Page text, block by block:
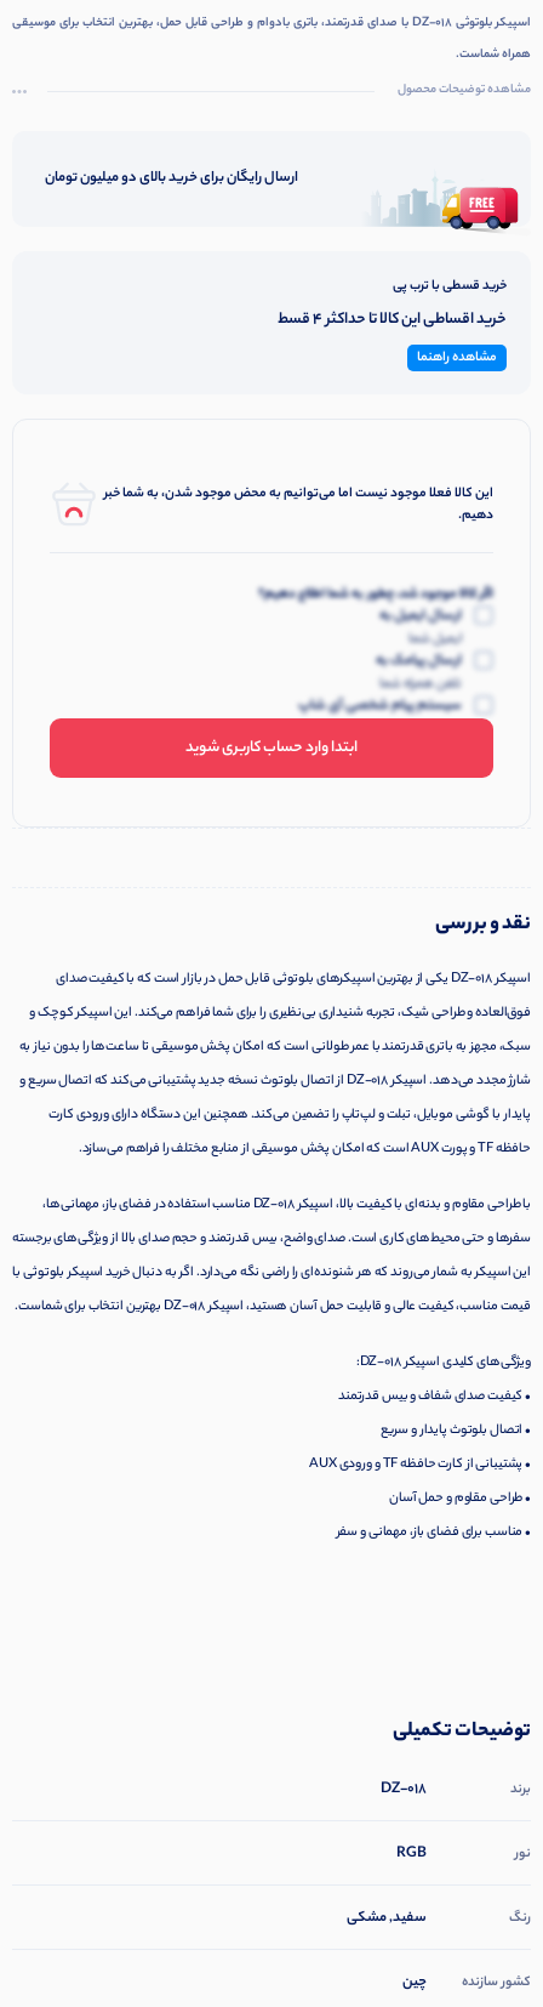
اسپیکر بلوتوثی DZ-018 با صدای قدرتمند، باتری بادوام و طراحی قابل حمل، بهترین انتخاب برای موسیقی
همراه شماست.
مشاهده توضیحات محصول
ارسال رایگان برای خرید بالای دو میلیون تومان
خرید قسطی با ترب پی
خرید اقساطی این کالا تا حداکثر 4 قسط
مشاهده راهنما
این کالا فعلا موجود نیست اما می‌توانیم به محض موجود شدن، به شما خبر
دهیم.
اگر کالا موجود شد، چطور به شما اطلاع دهیم؟
ارسال ایمیل به
ایمیل شما
ارسال پیامک به
تلفن همراه شما
سیستم پیام شخصی آی شاپ
ابتدا وارد حساب کاربری شوید
نقد و بررسی
اسپیکر DZ-018 یکی از بهترین اسپیکرهای بلوتوثی قابل حمل در بازار است که با کیفیت صدای
فوق‌العاده و طراحی شیک، تجربه شنیداری بی‌نظیری را برای شما فراهم می‌کند. این اسپیکر کوچک و
سبک، مجهز به باتری قدرتمند با عمر طولانی است که امکان پخش موسیقی تا ساعت‌ها را بدون نیاز به
شارژ مجدد می‌دهد. اسپیکر DZ-018 از اتصال بلوتوث نسخه جدید پشتیبانی می‌کند که اتصال سریع و
پایدار با گوشی موبایل، تبلت و لپ‌تاپ را تضمین می‌کند. همچنین این دستگاه دارای ورودی کارت
حافظه TF و پورت AUX است که امکان پخش موسیقی از منابع مختلف را فراهم می‌سازد.
با طراحی مقاوم و بدنه‌ای با کیفیت بالا، اسپیکر DZ-018 مناسب استفاده در فضای باز، مهمانی‌ها،
سفرها و حتی محیط‌های کاری است. صدای واضح، بیس قدرتمند و حجم صدای بالا از ویژگی‌های برجسته
این اسپیکر به شمار می‌روند که هر شنونده‌ای را راضی نگه می‌دارد. اگر به دنبال خرید اسپیکر بلوتوثی با
قیمت مناسب، کیفیت عالی و قابلیت حمل آسان هستید، اسپیکر DZ-018 بهترین انتخاب برای شماست.
ویژگی‌های کلیدی اسپیکر DZ-018:
• کیفیت صدای شفاف و بیس قدرتمند
• اتصال بلوتوث پایدار و سریع
• پشتیبانی از کارت حافظه TF و ورودی AUX
• طراحی مقاوم و حمل آسان
• مناسب برای فضای باز، مهمانی و سفر
توضیحات تکمیلی
برند DZ-018
نور RGB
رنگ سفید, مشکی
کشور سازنده چین